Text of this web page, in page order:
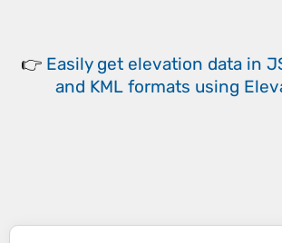
👉 Easily get elevation data in
and KML formats using